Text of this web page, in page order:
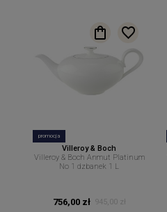
promocja
Villeroy & Boch
Villeroy & Boch Anmut Platinum
No 1 dzbanek 1 L
756,00 zł 945,00 zł